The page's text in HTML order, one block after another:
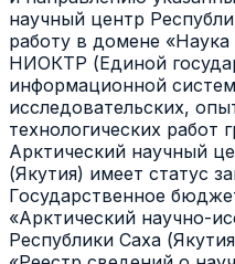
научный центр
работу в домене
НИОКТР (Единой
информационной
исследовательских,
технологических работ
Арктический научный
(Якутия) имеет статус
Государственное
«Арктический научно-
Республики Саха